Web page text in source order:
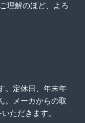
理解のほど、よろ
。定休日、年末年
。メーカからの取
ただきます。